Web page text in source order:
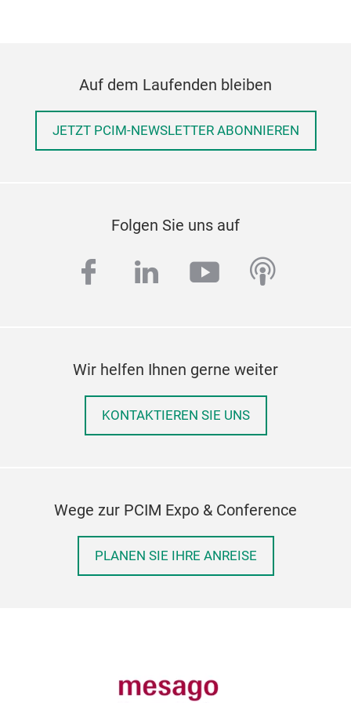
Auf dem Laufenden bleiben
JETZT PCIM-NEWSLETTER ABONNIEREN
Folgen Sie uns auf
facebook
linkedinyoutube
Wir helfen Ihnen gerne weiter
KONTAKTIEREN SIE UNS
Wege zur PCIM Expo & Conference
PLANEN SIE IHRE ANREISE